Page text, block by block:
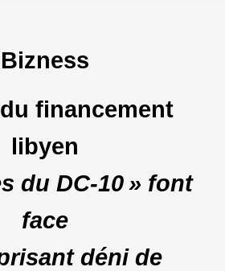
Bizness
financement
libyen
du DC‑10 » font
face
déni de